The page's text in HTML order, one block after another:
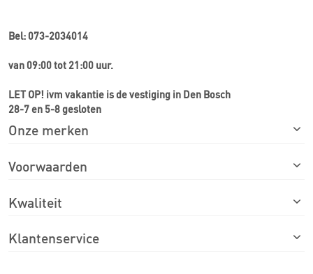
Bel: 073-2034014
van 09:00 tot 21:00 uur.
LET OP! ivm vakantie is de vestiging in Den Bosch
28-7 en 5-8 gesloten
Onze merken
Voorwaarden
Kwaliteit
Klantenservice